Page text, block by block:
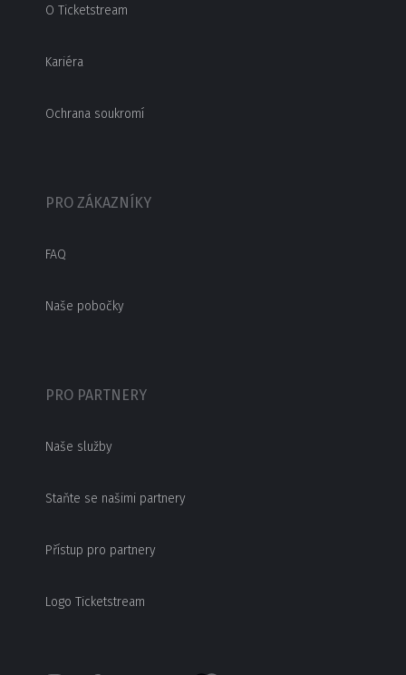
O Ticketstream
Kariéra
Ochrana soukromí
PRO ZÁKAZNÍKY
FAQ
Naše pobočky
PRO PARTNERY
Naše služby
Staňte se našimi partnery
Přístup pro partnery
Logo Ticketstream